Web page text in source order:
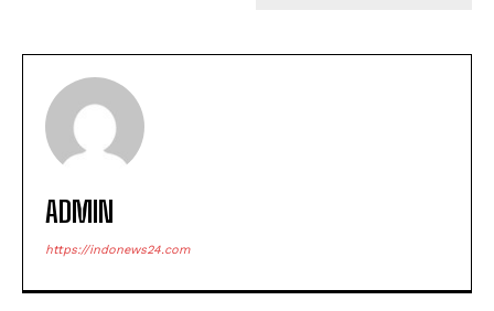
ADMIN
https://indonews24.com